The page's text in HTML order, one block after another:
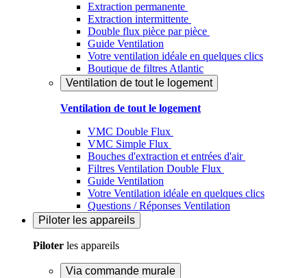
Extraction permanente
Extraction intermittente
Double flux pièce par pièce
Guide Ventilation
Votre ventilation idéale en quelques clics
Boutique de filtres Atlantic
Ventilation de tout le logement
Ventilation de tout le logement
VMC Double Flux
VMC Simple Flux
Bouches d'extraction et entrées d'air
Filtres Ventilation Double Flux
Guide Ventilation
Votre Ventilation idéale en quelques clics
Questions / Réponses Ventilation
Piloter les appareils
Piloter les appareils
Via commande murale